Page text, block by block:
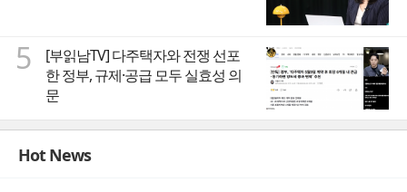
5
[부읽남TV] 다주택자와 전쟁 선포
한 정부, 규제·공급 모두 실효성 의
문
Hot News